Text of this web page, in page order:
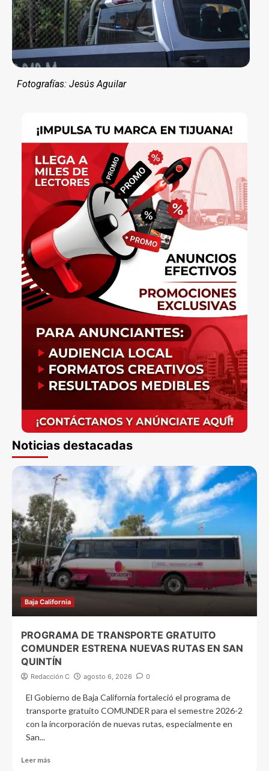
Fotografías: Jesús Aguilar
Noticias destacadas
Baja California
PROGRAMA DE TRANSPORTE GRATUITO
COMUNDER ESTRENA NUEVAS RUTAS EN SAN
QUINTÍN
Redacción C agosto 6, 2026 0
El Gobierno de Baja California fortaleció el programa de
transporte gratuito COMUNDER para el semestre 2026-2
con la incorporación de nuevas rutas, especialmente en
San...
Leer más